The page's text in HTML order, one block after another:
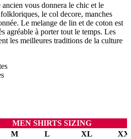
vous donnera le chic et le
le col decore, manches
Le melange de lin et de coton est
agréable à porter tout le temps. Les
les meilleures traditions de la culture
MEN SHIRTS SIZING
M L XL